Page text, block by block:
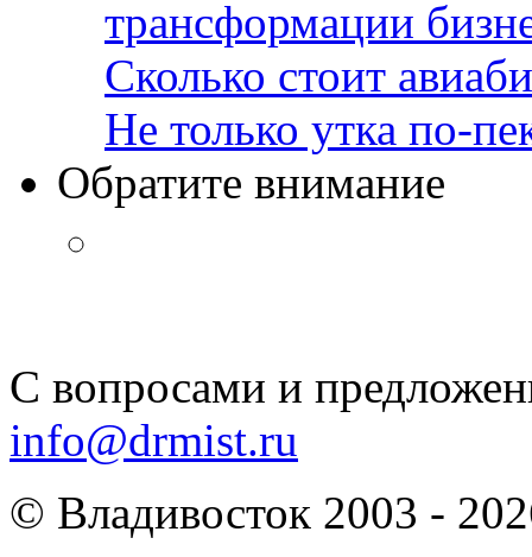
трансформации
Сколько стоит
Не только утка по-
Обратите внимание
С вопросами и
info@drmist.ru
© Владивосток 2003 -